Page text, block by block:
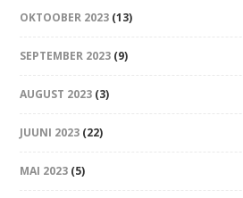
OKTOOBER 2023 (13)
SEPTEMBER 2023 (9)
AUGUST 2023 (3)
JUUNI 2023 (22)
MAI 2023 (5)